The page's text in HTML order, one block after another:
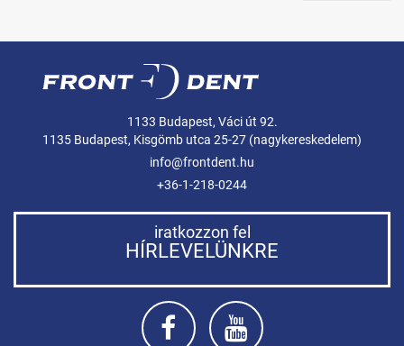
1133 Budapest, Váci út 92.
1135 Budapest, Kisgömb utca 25-27 (nagykereskedelem)
info@frontdent.hu
+36-1-218-0244
iratkozzon fel
HÍRLEVELÜNKRE